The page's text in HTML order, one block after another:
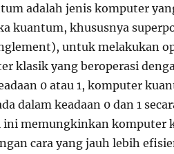
adalah jenis komputer
kuantum, khususnya
untuk melakukan
klasik yang beroperasi
0 atau 1, komputer
dalam keadaan 0 dan 1
ini memungkinkan komputer
cara yang jauh lebih